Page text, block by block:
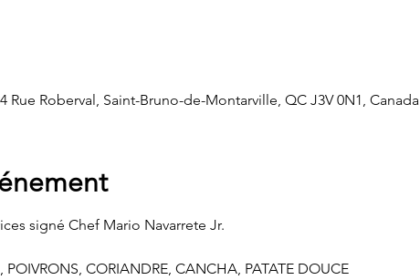
Rue Roberval, Saint-Bruno-de-Montarville, QC J3V 0N1, Canada
signé Chef Mario Navarrete Jr.
POIVRONS, CORIANDRE, CANCHA, PATATE DOUCE